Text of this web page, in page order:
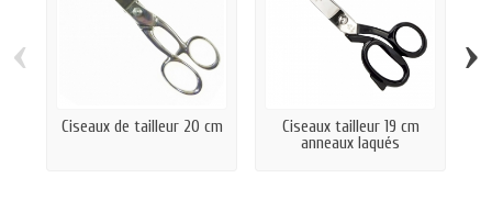
Ciseaux de tailleur 20 cm
Ciseaux tailleur 19 cm
anneaux laqués
‹ ›